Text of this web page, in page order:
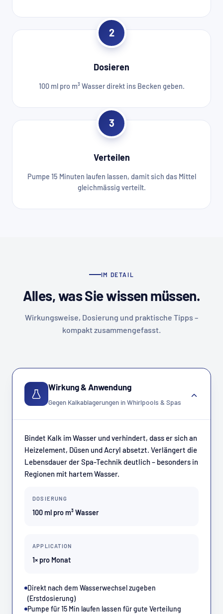
2
Dosieren
100 ml pro m³ Wasser direkt ins Becken geben.
3
Verteilen
Pumpe 15 Minuten laufen lassen, damit sich das Mittel
gleichmässig verteilt.
IM DETAIL
Alles, was Sie wissen müssen.
Wirkungsweise, Dosierung und praktische Tipps –
kompakt zusammengefasst.
Wirkung & Anwendung
Gegen Kalkablagerungen in Whirlpools & Spas
Bindet Kalk im Wasser und verhindert, dass er sich an
Heizelement, Düsen und Acryl absetzt. Verlängert die
Lebensdauer der Spa-Technik deutlich – besonders in
Regionen mit hartem Wasser.
DOSIERUNG
100 ml pro m³ Wasser
APPLICATION
1× pro Monat
Direkt nach dem Wasserwechsel zugeben
(Erstdosierung)
Pumpe für 15 Min laufen lassen für gute Verteilung